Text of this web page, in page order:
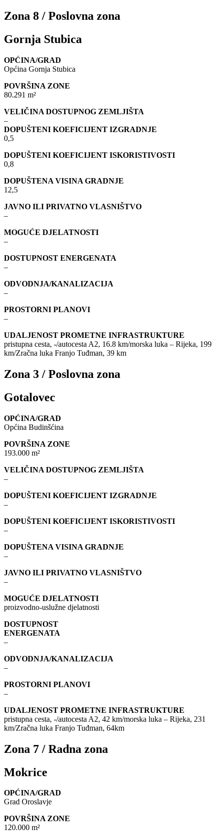
Zona 8 / Poslovna zona
Gornja Stubica
OPĆINA/GRAD
Općina Gornja Stubica
POVRŠINA ZONE
80.291 m²
VELIČINA DOSTUPNOG ZEMLJIŠTA
–
DOPUŠTENI KOEFICIJENT IZGRADNJE
0,5
DOPUŠTENI KOEFICIJENT ISKORISTIVOSTI
0,8
DOPUŠTENA VISINA GRADNJE
12,5
JAVNO ILI PRIVATNO VLASNIŠTVO
–
MOGUĆE DJELATNOSTI
–
DOSTUPNOST ENERGENATA
–
ODVODNJA/KANALIZACIJA
–
PROSTORNI PLANOVI
–
UDALJENOST PROMETNE INFRASTRUKTURE
pristupna cesta, -/autocesta A2, 16.8 km/morska luka – Rijeka, 199
km/Zračna luka Franjo Tuđman, 39 km
Zona 3 / Poslovna zona
Gotalovec
OPĆINA/GRAD
Općina Budinšćina
POVRŠINA ZONE
193.000 m²
VELIČINA DOSTUPNOG ZEMLJIŠTA
–
DOPUŠTENI KOEFICIJENT IZGRADNJE
–
DOPUŠTENI KOEFICIJENT ISKORISTIVOSTI
–
DOPUŠTENA VISINA GRADNJE
–
JAVNO ILI PRIVATNO VLASNIŠTVO
–
MOGUĆE DJELATNOSTI
proizvodno-uslužne djelatnosti
DOSTUPNOST
ENERGENATA
–
ODVODNJA/KANALIZACIJA
–
PROSTORNI PLANOVI
–
UDALJENOST PROMETNE INFRASTRUKTURE
pristupna cesta, -/autocesta A2, 42 km/morska luka – Rijeka, 231
km/Zračna luka Franjo Tuđman, 64km
Zona 7 / Radna zona
Mokrice
OPĆINA/GRAD
Grad Oroslavje
POVRŠINA ZONE
120.000 m²